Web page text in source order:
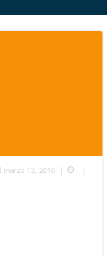
marzo 13, 2010 | |